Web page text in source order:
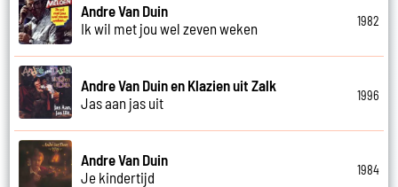
Andre Van Duin
Ik wil met jou wel zeven weken
1982
Andre Van Duin en Klazien uit Zalk
Jas aan jas uit
1996
Andre Van Duin
Je kindertijd
1984